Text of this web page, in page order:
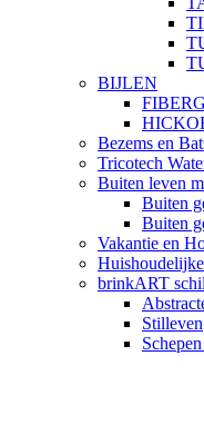
BIJLEN
Bezems en
Tricotech
Buiten leven
Buiten
Buiten
Vakantie en
brinkART
Stilleven